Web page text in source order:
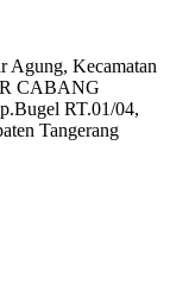
Agung, Kecamatan
CABANG
RT.01/04,
Tangerang